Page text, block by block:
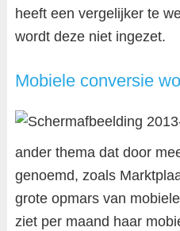
heeft een vergelijker te
wordt deze niet ingezet.
Mobiele conversie
ander thema dat door
genoemd, zoals
grote opmars van
ziet per maand haar